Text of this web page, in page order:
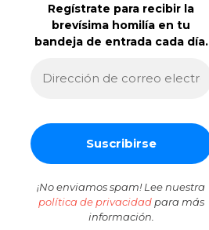
Regístrate para recibir la
brevísima homilía en tu
bandeja de entrada cada día.
¡No enviamos spam! Lee nuestra
política de privacidadpara más
información.